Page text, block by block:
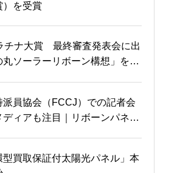
）を受賞
チナ大賞 最終審査発表会に出
丸ソーラーリボーン構想」を発
派員協会（FCCJ）での記者会
ディアも注目｜リボーンパネル
型買取保証付太陽光パネル」本
て
太陽光パネルのガラスと
金属の完全リサイクル
久々の、からのからの
晴れの国の出番ですね